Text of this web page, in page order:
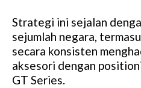
Strategi ini sejalan
sejumlah negara,
secara konsisten
aksesori dengan
GT Series.